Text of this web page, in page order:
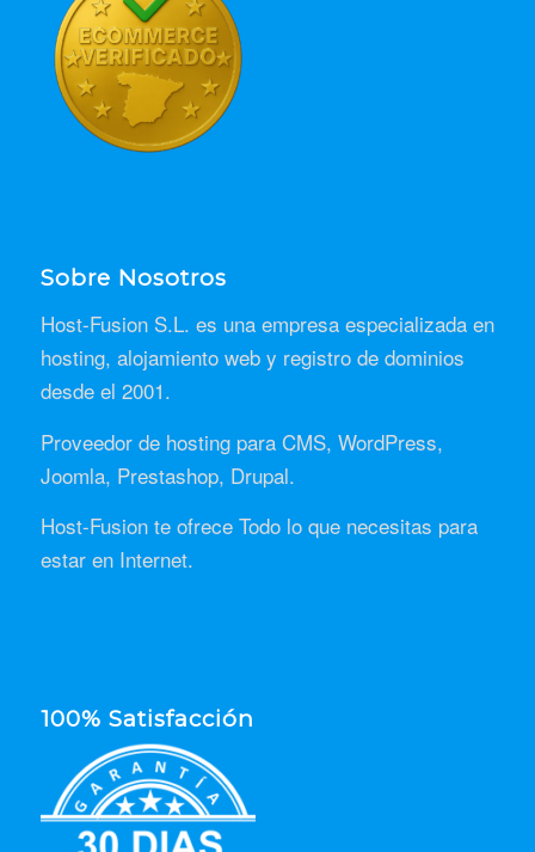
Sobre Nosotros
Host-Fusion S.L. es una empresa especializada en
hosting, alojamiento web y registro de dominios
desde el 2001.
Proveedor de hosting para CMS, WordPress,
Joomla, Prestashop, Drupal.
Host-Fusion te ofrece Todo lo que necesitas para
estar en Internet.
100% Satisfacción